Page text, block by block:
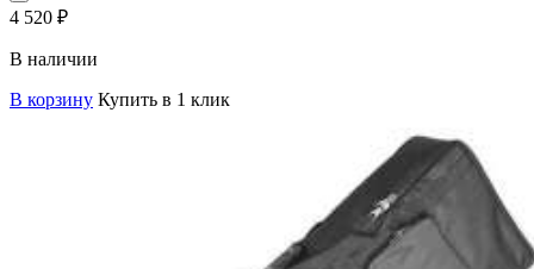
4 520 ₽
В наличии
В корзину Купить в 1 клик